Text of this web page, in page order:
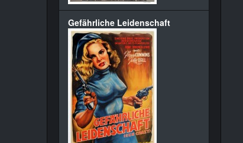
Gefährliche Leidenschaft